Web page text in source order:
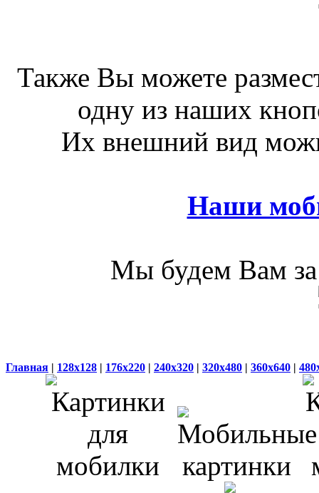
Также Вы можете
одну из наших
Их внешний вид
Наши
Мы будем Вам за
Главная | 128x128 | 176x220 | 240x320 | 320x480 | 360x640 |